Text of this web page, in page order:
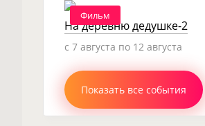
Фильм
На деревню дедушке-2
c 7 августа по 12 августа
Показать все события